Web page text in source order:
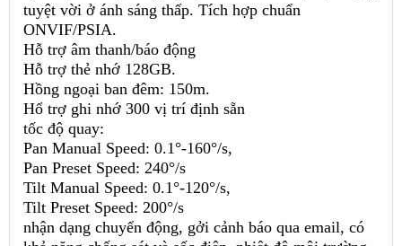
tuyệt vời ở ánh sáng thấp. Tích hợp chuẩn
ONVIF/PSIA.
Hỗ trợ âm thanh/báo động
Hỗ trợ thẻ nhớ 128GB.
Hồng ngoại ban đêm: 150m.
Hổ trợ ghi nhớ 300 vị trí định sẵn
tốc độ quay:
Pan Manual Speed: 0.1°-160°/s,
Pan Preset Speed: 240°/s
Tilt Manual Speed: 0.1°-120°/s,
Tilt Preset Speed: 200°/s
nhận dạng chuyển động, gởi cảnh báo qua email, có